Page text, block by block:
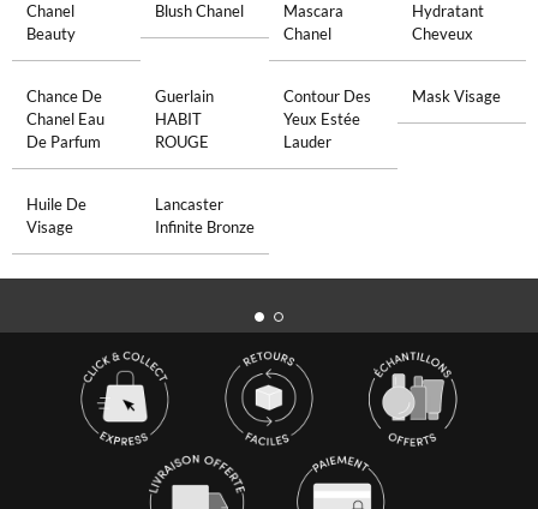
Chanel
Beauty
Blush Chanel
Mascara
Chanel
Hydratant
Cheveux
Chance De
Chanel Eau
De Parfum
Guerlain
HABIT
ROUGE
Contour Des
Yeux Estée
Lauder
Mask Visage
Huile De
Visage
Lancaster
Infinite Bronze